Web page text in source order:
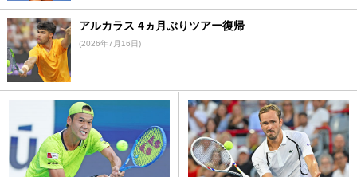
アルカラス 4ヵ月ぶりツアー復帰
(2026年7月16日)